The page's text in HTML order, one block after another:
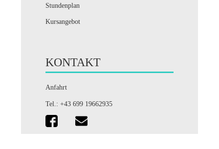
Stundenplan
Kursangebot
KONTAKT
Anfahrt
Tel.: +43 699 19662935